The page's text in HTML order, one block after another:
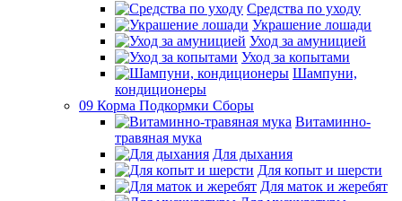
Средства по уходу
Украшение лошади
Уход за амуницией
Уход за копытами
Шампуни,
кондиционеры
09 Корма Подкормки Сборы
Витаминно-
травяная мука
Для дыхания
Для копыт и шерсти
Для маток и жеребят